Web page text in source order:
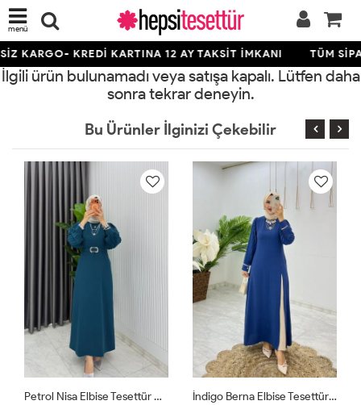
menü
KARGO- KREDİ KARTINA 12 AY TAKSİT İMKANI TÜM
İlgili ürün bulunamadı veya satışa kapalı. Lütfen daha
sonra tekrar deneyin.
Bu Ürünler İlginizi Çekebilir
Petrol Nisa Elbise Tesettür Giyim İndigo Berna Elbise Tesettür Giyim